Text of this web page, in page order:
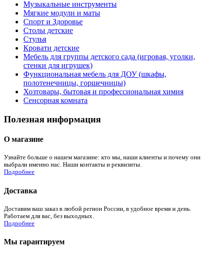
Музыкальные инструменты
Мягкие модули и маты
Спорт и Здоровье
Столы детские
Стулья
Кровати детские
Мебель для группы детского сада (игровая, уголки,
стенки для игрушек)
Функциональная мебель для ДОУ (шкафы,
полотенечницы, горшечницы)
Хозтовары, бытовая и профессиональная химия
Сенсорная комната
Полезная информация
О магазине
Узнайте больше о нашем магазине: кто мы, наши клиенты и почему они
выбрали именно нас. Наши контакты и реквизиты.
Подробнее
Доставка
Доставим ваш заказ в любой регион России, в удобное время и день.
Работаем для вас, без выходных.
Подробнее
Мы гарантируем